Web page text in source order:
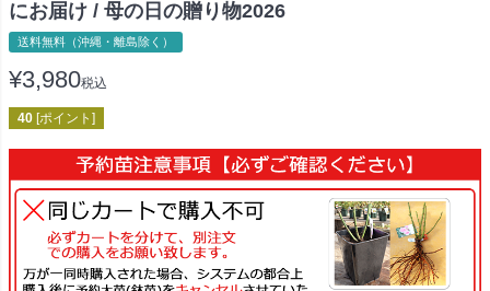
にお届け / 母の日の贈り物2026
送料無料（沖縄・離島除く）
¥3,980税込
40 [ポイント]